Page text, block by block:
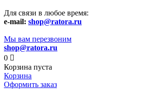
Для связи в любое время:
e-mail: shop@ratora.ru
Мы вам перезвоним
shop@ratora.ru
0 
Корзина пуста
Корзина
Оформить заказ